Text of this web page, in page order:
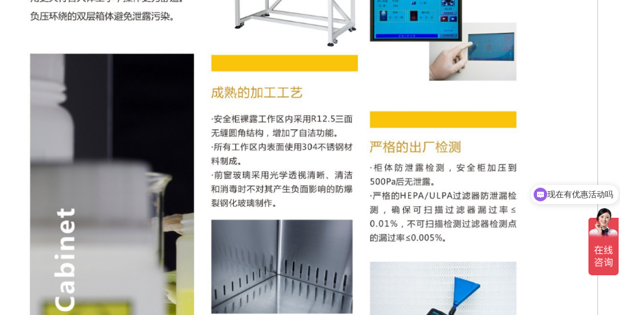
可以介绍下你们的产品么